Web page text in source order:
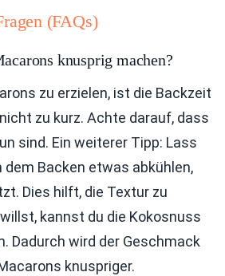
(FAQs)
knusprig machen?
zu erzielen, ist die Backzeit
zu kurz. Achte darauf, dass
sind. Ein weiterer Tipp: Lass
dem Backen etwas abkühlen,
Dies hilft, die Textur zu
kannst du die Kokosnuss
Dadurch wird der Geschmack
knuspriger.